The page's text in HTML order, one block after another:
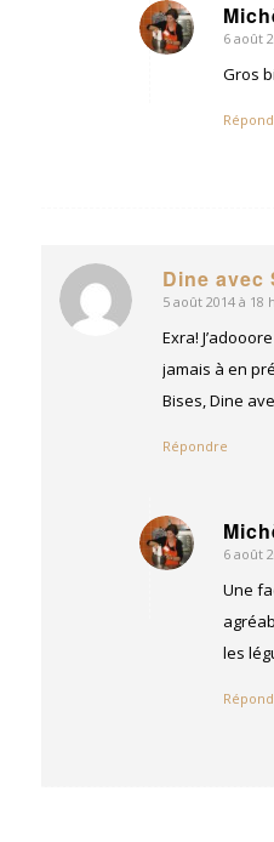
dit
6 août
Gros
Dine avec
dit
:
5 août 2014 à 18
Exra!
jamais à en
Bises, Dine
Répondre
dit
6 août
Une
les